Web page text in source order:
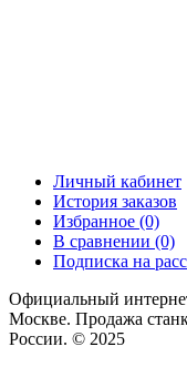
Личный кабинет
История заказов
Избранное (0)
В сравнении (0)
Подписка на
Официальный
Москве. Продажа
России. © 2025